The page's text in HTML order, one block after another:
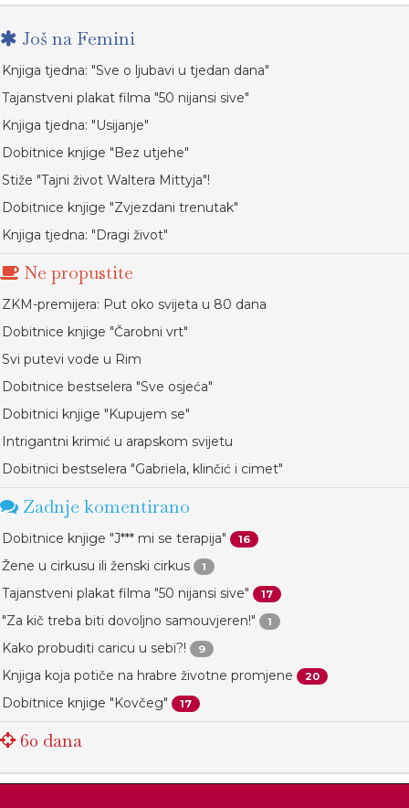
Još na Femini
Knjiga tjedna: "Sve o ljubavi u tjedan dana"
Tajanstveni plakat filma "50 nijansi sive"
Knjiga tjedna: "Usijanje"
Dobitnice knjige "Bez utjehe"
Stiže "Tajni život Waltera Mittyja"!
Dobitnice knjige "Zvjezdani trenutak"
Knjiga tjedna: "Dragi život"
Ne propustite
ZKM-premijera: Put oko svijeta u 80 dana
Dobitnice knjige "Čarobni vrt"
Svi putevi vode u Rim
Dobitnice bestselera "Sve osjeća"
Dobitnici knjige "Kupujem se"
Intrigantni krimić u arapskom svijetu
Dobitnici bestselera "Gabriela, klinčić i cimet"
Zadnje komentirano
Dobitnice knjige "J*** mi se terapija" 16
Žene u cirkusu ili ženski cirkus 1
Tajanstveni plakat filma "50 nijansi sive" 17
"Za kič treba biti dovoljno samouvjeren!" 1
Kako probuditi caricu u sebi?! 9
Knjiga koja potiče na hrabre životne promjene 20
Dobitnice knjige "Kovčeg" 17
60 dana